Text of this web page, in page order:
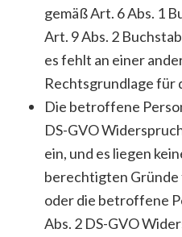
gemäß Art. 6 Abs. 1
Art. 9 Abs. 2
es fehlt an einer
Rechtsgrundlage für
Die betroffene
DS-GVO
ein, und es liegen
berechtigten
oder die betroffene
Abs. 2 DS-GVO